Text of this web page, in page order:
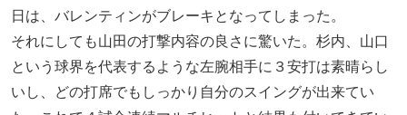
日は、バレンティンがブレーキとなってしまった。
それにしても山田の打撃内容の良さに驚いた。杉内、山口
という球界を代表するような左腕相手に３安打は素晴らし
いし、どの打席でもしっかり自分のスイングが出来てい